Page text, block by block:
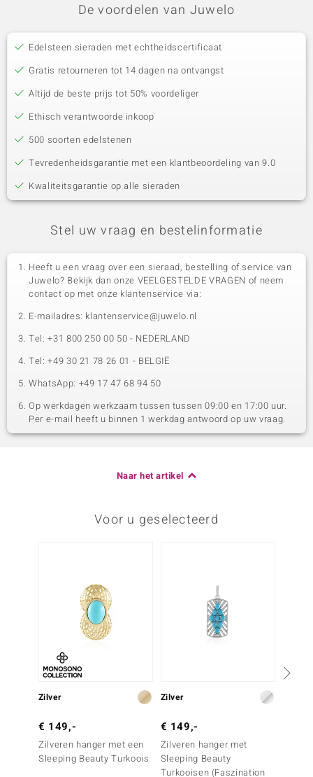
De voordelen van Juwelo
Edelsteen sieraden met echtheidscertificaat
Gratis retourneren tot 14 dagen na ontvangst
Altijd de beste prijs tot 50% voordeliger
Ethisch verantwoorde inkoop
500 soorten edelstenen
Tevredenheidsgarantie met een klantbeoordeling van 9.0
Kwaliteitsgarantie op alle sieraden
Stel uw vraag en bestelinformatie
Heeft u een vraag over een sieraad, bestelling of service van
Juwelo? Bekijk dan onze VEELGESTELDE VRAGEN of neem
contact op met onze klantenservice via:
E-mailadres: klantenservice@juwelo.nl
Tel: +31 800 250 00 50 - NEDERLAND
Tel: +49 30 21 78 26 01 - BELGIË
WhatsApp: +49 17 47 68 94 50
Op werkdagen werkzaam tussen tussen 09:00 en 17:00 uur.
Per e-mail heeft u binnen 1 werkdag antwoord op uw vraag.
Naar het artikel
Voor u geselecteerd
Zilver
€ 149,-
Zilveren hanger met een
Sleeping Beauty Turkoois
Zilver
€ 149,-
Zilveren hanger met
Sleeping Beauty
Turkooisen (Faszination